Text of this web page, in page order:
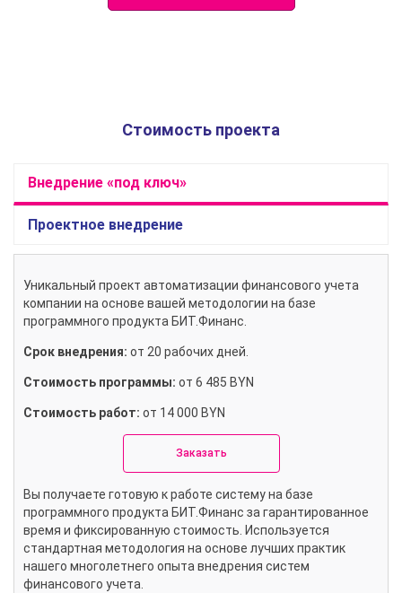
Стоимость проекта
Внедрение «под ключ»
Проектное внедрение
Уникальный проект автоматизации финансового учета
компании на основе вашей методологии на базе
программного продукта БИТ.Финанс.
Срок внедрения: от 20 рабочих дней.
Стоимость программы: от 6 485 BYN
Стоимость работ: от 14 000 BYN
Заказать
Вы получаете готовую к работе систему на базе
программного продукта БИТ.Финанс за гарантированное
время и фиксированную стоимость. Используется
стандартная методология на основе лучших практик
нашего многолетнего опыта внедрения систем
финансового учета.